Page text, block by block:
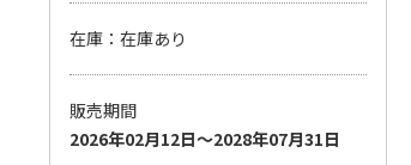
在庫：在庫あり
販売期間
2026年02月12日～2028年07月31日